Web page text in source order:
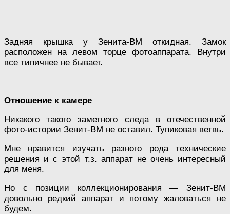
Задняя крышка у Зенита-ВМ откидная. Замок
расположен на левом торце фотоаппарата. Внутри
все типичнее не бывает.
Отношение к камере
Никакого такого заметного следа в отечественной
фото-истории Зенит-ВМ не оставил. Тупиковая ветвь.
Мне нравится изучать разного рода технические
решения и с этой т.з. аппарат не очень интересный
для меня.
Но с позиции коллекционирования — Зенит-ВМ
довольно редкий аппарат и потому жаловаться не
будем.